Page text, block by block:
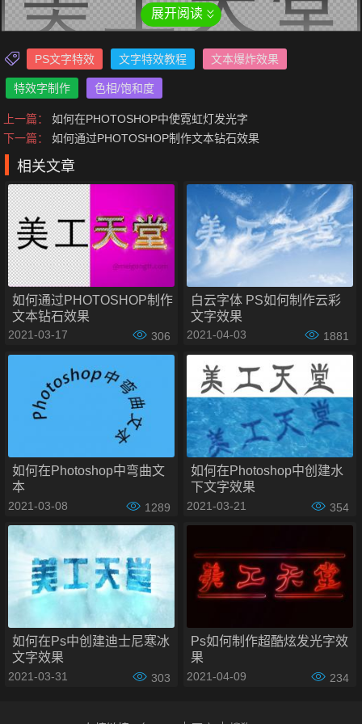
PHOTOSHOP制作电影类型文本爆炸效果步骤如下：
步骤1：栅格化文字
右键单击图层面板，然后选择栅格化文字，这将使文本可编
辑。
现在是时候给我们绳子了！抓住套索工具并选择类型的一部
分。
展开阅读
PS文字特效 文字特效教程 文本爆炸效果
特效字制作 色相/饱和度
上一篇：
如何在PHOTOSHOP中使霓虹灯发光字
下一篇：
如何通过PHOTOSHOP制作文本钻石效果
相关文章
如何通过PHOTOSHOP制作
文本钻石效果
2021-03-17 306
白云字体 PS如何制作云彩
文字效果
2021-04-03 1881
如何在Photoshop中弯曲文
本
2021-03-08 1289
如何在Photoshop中创建水
下文字效果
2021-03-21 354
如何在Ps中创建迪士尼寒冰
文字效果
2021-03-31 303
Ps如何制作超酷炫发光字效
果
2021-04-09 234